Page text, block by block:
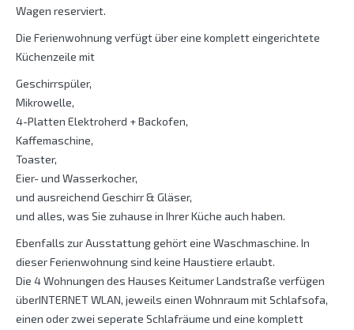
Wagen reserviert.
Die Ferienwohnung verfügt über eine komplett eingerichtete
Küchenzeile mit
Geschirrspüler,
Mikrowelle,
4-Platten Elektroherd + Backofen,
Kaffemaschine,
Toaster,
Eier- und Wasserkocher,
und ausreichend Geschirr & Gläser,
und alles, was Sie zuhause in Ihrer Küche auch haben.
Ebenfalls zur Ausstattung gehört eine Waschmaschine. In
dieser Ferienwohnung sind keine Haustiere erlaubt.
Die 4 Wohnungen des Hauses Keitumer Landstraße verfügen
überINTERNET WLAN, jeweils einen Wohnraum mit Schlafsofa,
einen oder zwei seperate Schlafräume und eine komplett